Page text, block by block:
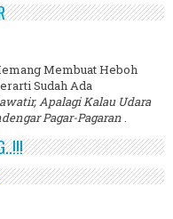
Membuat Heboh
Sudah Ada
Apalagi Kalau Udara
Pagar-Pagaran.